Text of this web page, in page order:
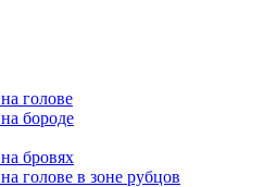
голове
бороде
бровях
голове в зоне рубцов